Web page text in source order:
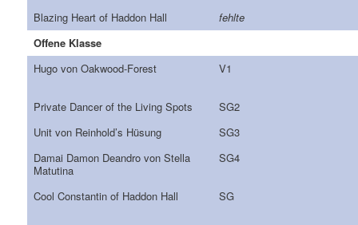
Blazing Heart of Haddon Hall
fehlte
Offene Klasse
Hugo von Oakwood-Forest
V1
Private Dancer of the Living Spots
SG2
Unit von Reinhold’s Hüsung
SG3
Damai Damon Deandro von Stella
Matutina
SG4
Cool Constantin of Haddon Hall SG